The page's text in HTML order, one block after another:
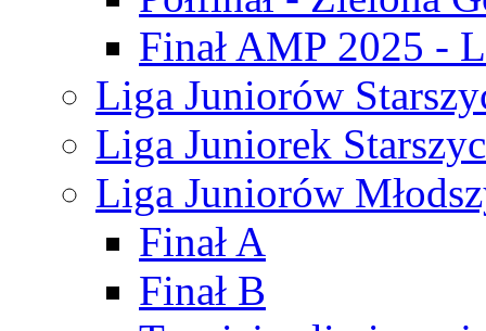
Finał AMP 2025 -
Liga Juniorów
Liga Juniorek
Liga Juniorów
Finał A
Finał B